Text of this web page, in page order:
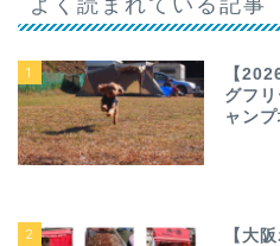
1
【
グフ
ャン
2
【大